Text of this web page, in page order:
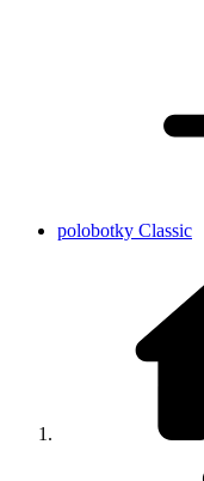
polobotky Classic